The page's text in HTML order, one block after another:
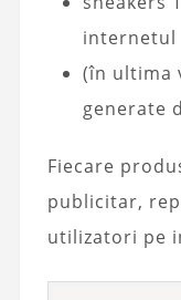
internetul
(în ultima
generate
Fiecare
publicitar,
utilizatori pe